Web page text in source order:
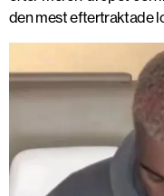
den mest eftertraktade